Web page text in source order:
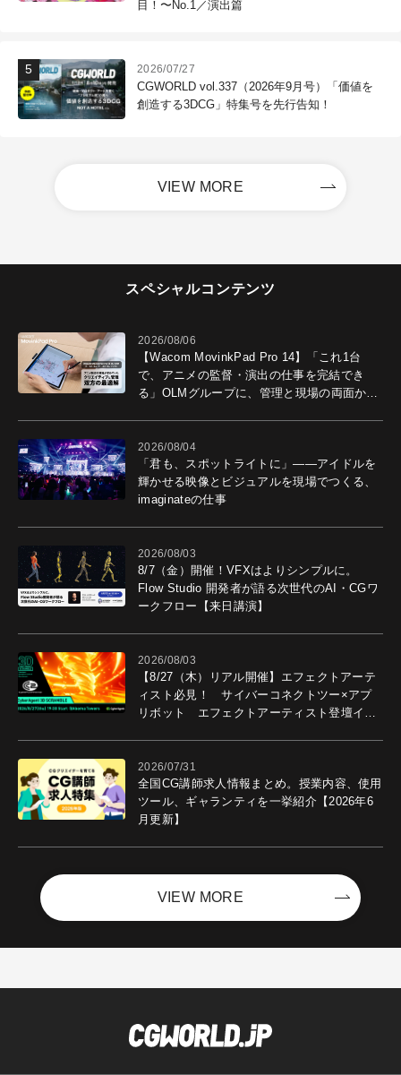
目！〜No.1／演出篇
2026/07/27
CGWORLD vol.337（2026年9月号）「価値を
創造する3DCG」特集号を先行告知！
VIEW MORE
スペシャルコンテンツ
2026/08/06
【Wacom MovinkPad Pro 14】「これ1台
で、アニメの監督・演出の仕事を完結でき
る」OLMグループに、管理と現場の両面から
2026/08/04
「君も、スポットライトに」――アイドルを
輝かせる映像とビジュアルを現場でつくる、
imaginateの仕事
2026/08/03
8/7（金）開催！VFXはよりシンプルに。
Flow Studio 開発者が語る次世代のAI・CGワ
ークフロー【来日講演】
2026/08/03
【8/27（木）リアル開催】エフェクトアーテ
ィスト必見！ サイバーコネクトツー×アプ
リボット エフェクトアーティスト登壇イベ
2026/07/31
全国CG講師求人情報まとめ。授業内容、使用
ツール、ギャランティを一挙紹介【2026年6
月更新】
VIEW MORE